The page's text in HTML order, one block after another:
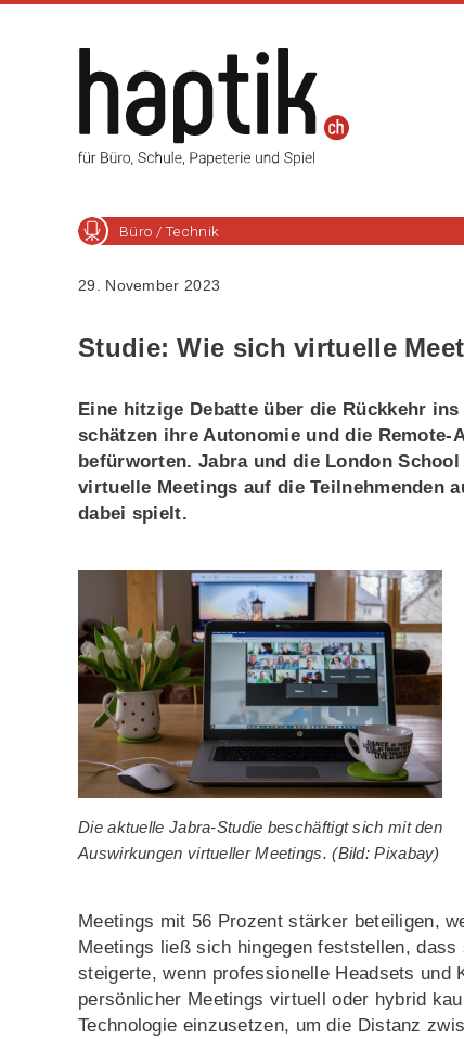
Büro / Technik
29. November 2023
Studie: Wie sich virtuelle
Eine hitzige Debatte über die Rückkehr
schätzen ihre Autonomie und die
befürworten. Jabra und die London
virtuelle Meetings auf die Teilnehmenden
dabei spielt.
Die aktuelle Jabra-Studie beschäftigt sich mit den
Auswirkungen virtueller Meetings. (Bild: Pixabay)
Meetings mit 56 Prozent stärker beteiligen,
Meetings ließ sich hingegen feststellen,
steigerte, wenn professionelle Headsets und
persönlicher Meetings virtuell oder hybrid
Technologie einzusetzen, um die Distanz